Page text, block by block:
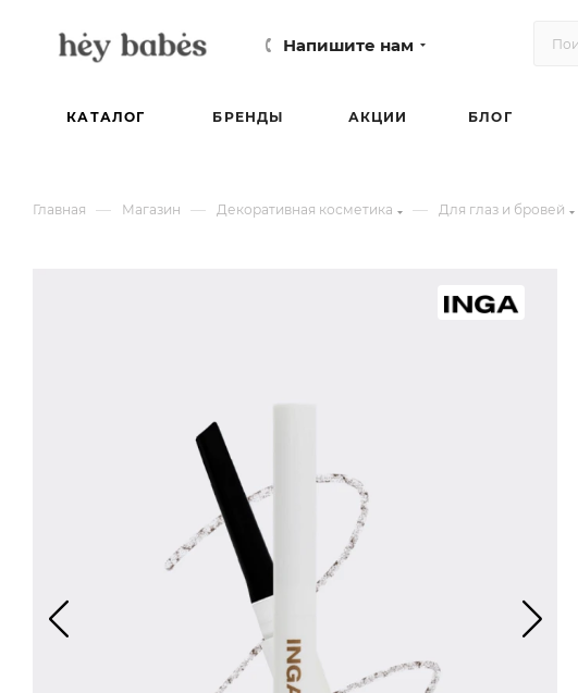
Напишите нам
КАТАЛОГ БРЕНДЫ АКЦИИ БЛОГ
Главная — Магазин — Декоративная косметика — Для глаз и бровей